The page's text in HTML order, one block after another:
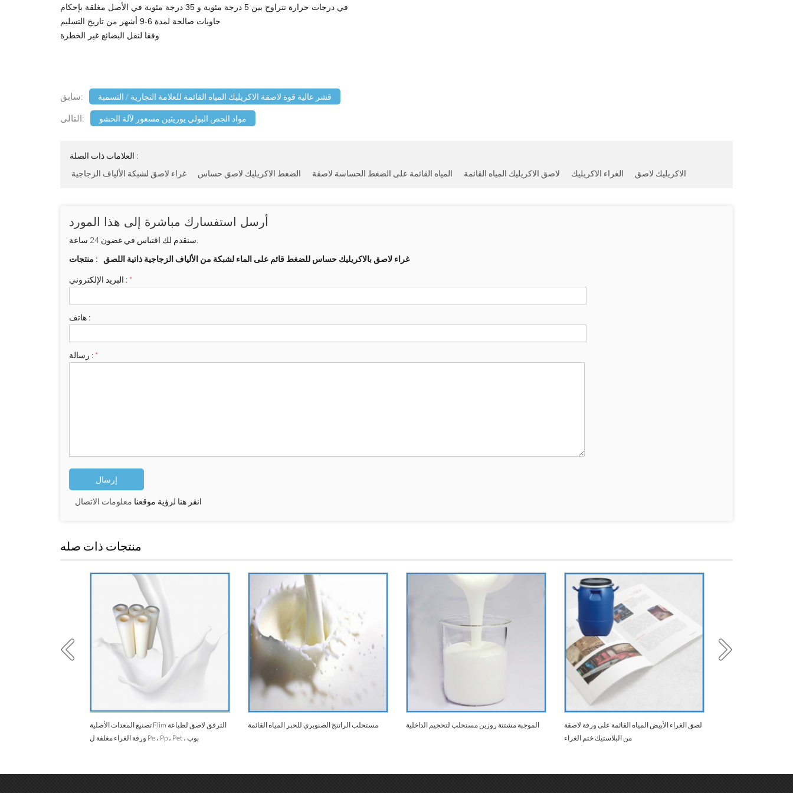
في درجات حرارة تتراوح بين 5 درجة مئوية و 35 درجة مئوية في الأصل مغلقة بإحكام
حاويات صالحة لمدة 6-9 أشهر من تاريخ التسليم
وفقا لنقل البضائع غير الخطرة
سابق: قشر عالية قوة لاصقة الاكريليك المياه القائمة للعلامة التجارية / التسمية
التالى: مواد الجص البولي يوريثين مسعور لآلة الحشو
العلامات ذات الصلة :
الاكريليك لاصق
الغراء الاكريليك لاصق الاكريليك المياه القائمة المياه القائمة على الضغط الحساسة لاصقة الضغط الاكريليك لاصق حساس غراء لاصق لشبكة الألياف الزجاجية
أرسل استفسارك مباشرة إلى هذا المورد
سنقدم لك اقتباس في غضون 24 ساعة.
منتجات :
غراء لاصق بالاكريليك حساس للضغط قائم على الماء لشبكة من الألياف الزجاجية ذاتية اللصق
البريد الإلكتروني : *
هاتف :
رسالة : *
انقر هنا لرؤية موقعنا معلومات الاتصال
منتجات ذات صله
تصنيع المعدات الأصلية Flim الترقق لاصق لطباعة
ورقة الغراء مغلفة ل Pe ، Pp ، Pet ، بوب
مستحلب الراتنج الصنوبري للحبر المياه القائمة الموجبة مشتتة روزبن مستحلب لتحجيم الداخلية
لصق الغراء الأبيض المياه القائمة على ورقة لاصقة
من البلاستيك ختم الغراء